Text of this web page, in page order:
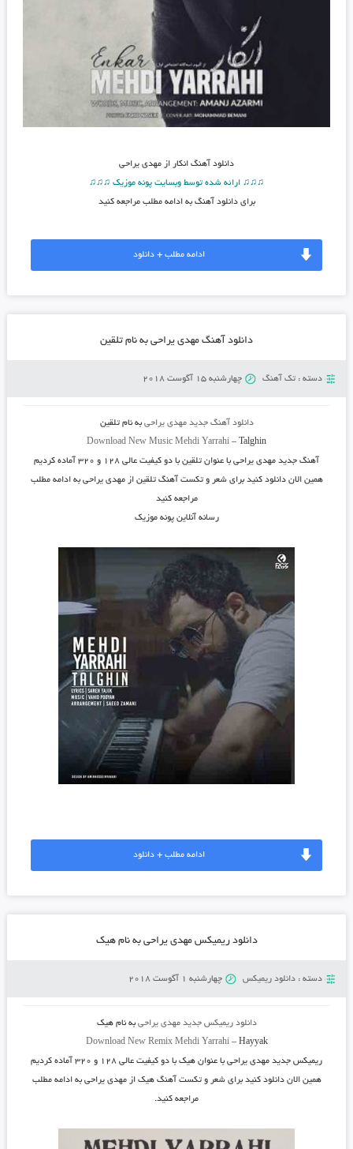
دانلود آهنگانکار از مهدی یراحی
♫♫♫ ارائه شده توسط وبسایت پونه موزیک ♫♫♫
برای دانلود آهنگ به ادامه مطلب مراجعه کنید
ادامه مطلب + دانلود
دانلود آهنگ مهدی یراحی به نام تلقین
دسته : تک آهنگ چهارشنبه 15 آگوست 2018
دانلود آهنگ جدید مهدی یراحی به نامتلقین
Download New Music Mehdi Yarrahi – Talghin
آهنگ جدید مهدی یراحیبا عنوان تلقینبا دو کیفیت عالی ۱۲۸ و ۳۲۰ آماده کردیم
همین الان دانلود کنید برای شعر و تکست آهنگ تلقین از مهدی یراحی به ادامه مطلب
مراجعه کنید
رسانه آنلاین پونه موزیک
ادامه مطلب + دانلود
دانلود ریمیکس مهدی یراحی به نام هیک
دسته : دانلود ریمیکس چهارشنبه 1 آگوست 2018
دانلود ریمیکس جدید مهدی یراحی به نامهیک
Download New Remix Mehdi Yarrahi– Hayyak
ریمیکس جدید مهدی یراحیبا عنوان هیکبا دو کیفیت عالی ۱۲۸ و ۳۲۰ آماده کردیم
همین الان دانلود کنید برای شعر و تکست آهنگ هیک از مهدی یراحی به ادامه مطلب
مراجعه کنید.